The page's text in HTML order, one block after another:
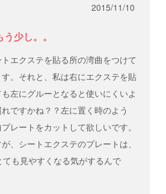
う少し。。
2015/11/10
エクステを貼る所の湾曲をつけて
。それと、私は右にエクステを貼
左にグルーとなると使いにくいよ
ですかね？？左に置く時のよう
レートをカットして欲しいです。
、シートエクステのプレートは、
も見やすくなる気がするんで